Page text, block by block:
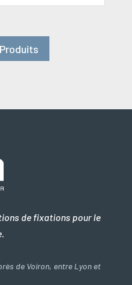
de fixations pour le
de Voiron, entre Lyon et